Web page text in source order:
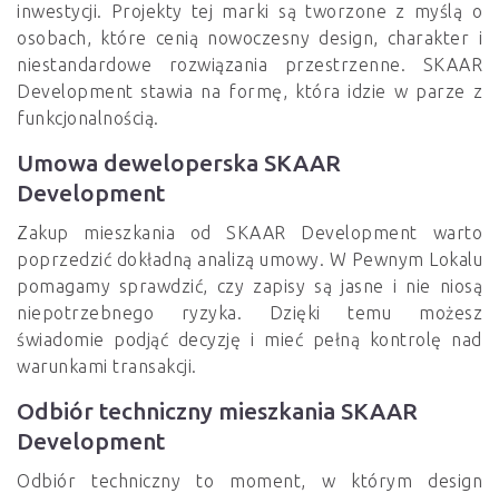
inwestycji. Projekty tej marki są tworzone z myślą o
osobach, które cenią nowoczesny design, charakter i
niestandardowe rozwiązania przestrzenne. SKAAR
Development stawia na formę, która idzie w parze z
funkcjonalnością.
Umowa deweloperska SKAAR
Development
Zakup mieszkania od SKAAR Development warto
poprzedzić dokładną analizą umowy. W Pewnym Lokalu
pomagamy sprawdzić, czy zapisy są jasne i nie niosą
niepotrzebnego ryzyka. Dzięki temu możesz
świadomie podjąć decyzję i mieć pełną kontrolę nad
warunkami transakcji.
Odbiór techniczny mieszkania SKAAR
Development
Odbiór techniczny to moment, w którym design